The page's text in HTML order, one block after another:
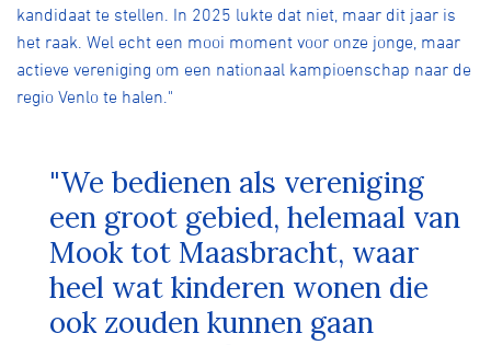
kandidaat te stellen. In 2025 lukte dat niet, maar dit jaar is
het raak. Wel echt een mooi moment voor onze jonge, maar
actieve vereniging om een nationaal kampioenschap naar de
regio Venlo te halen."
"We bedienen als vereniging
een groot gebied, helemaal van
Mook tot Maasbracht, waar
heel wat kinderen wonen die
ook zouden kunnen gaan